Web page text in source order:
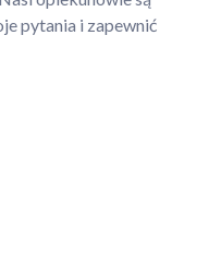
pytania i zapewnić